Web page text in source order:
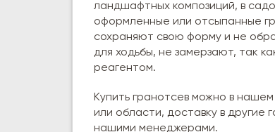
ландшафтных композиций, в
оформленные или отсыпанные
сохраняют свою форму и не
для ходьбы, не замерзают, так
реагентом.
Купить гранотсев можно в
или области, доставку в
нашими менеджерами.